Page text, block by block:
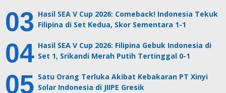
Hasil SEA V Cup 2026: Comeback! Indonesia Tekuk
Filipina di Set Kedua, Skor Sementara 1-1
Hasil SEA V Cup 2026: Filipina Gebuk Indonesia di
Set 1, Srikandi Merah Putih Tertinggal 0-1
Satu Orang Terluka Akibat Kebakaran PT Xinyi
Solar Indonesia di JIIPE Gresik